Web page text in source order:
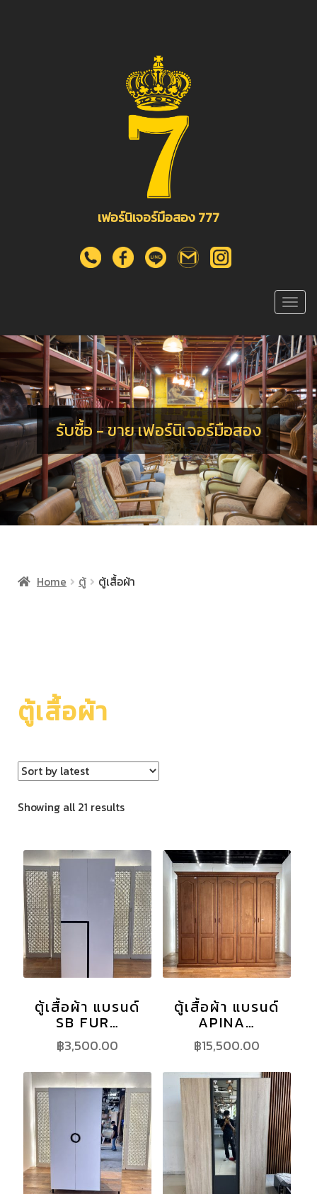
เฟอร์นิเจอร์มือสอง 777
ร
น
เ
จ
อ
ร
รับซื้อ - ขาย เฟอร์นิเจอร์มือสอง
Home ตู้ ตู้เสื้อผ้า
ตู้เสื้อผ้า
Showing all 21 results
ตู้เสื้อผ้า แบรนด์
SB FUR…
฿3,500.00
ตู้เสื้อผ้า แบรนด์
APINA…
฿15,500.00